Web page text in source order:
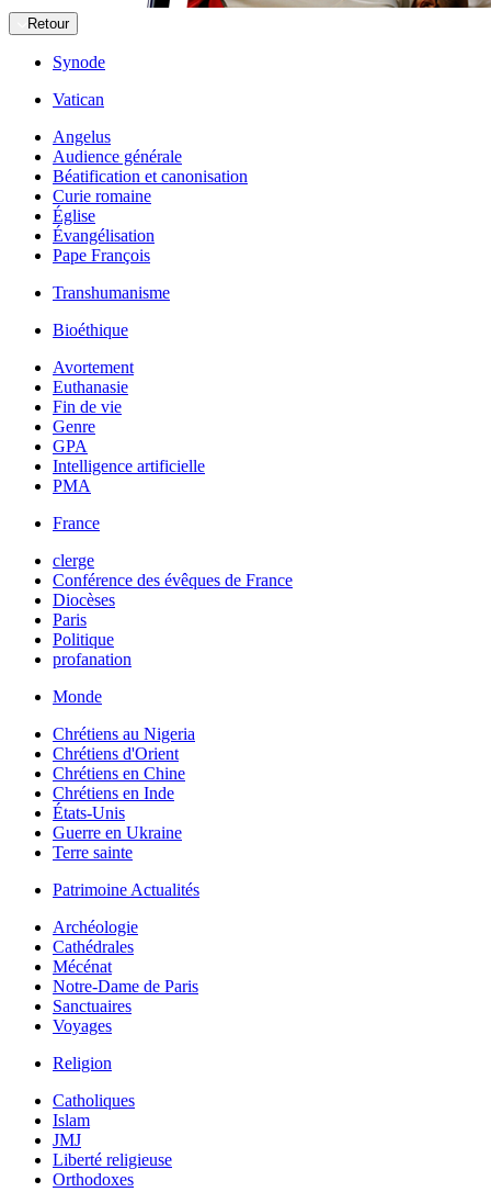
Retour
Synode
Vatican
Angelus
Audience générale
Béatification et canonisation
Curie romaine
Église
Évangélisation
Pape François
Transhumanisme
Bioéthique
Avortement
Euthanasie
Fin de vie
Genre
GPA
Intelligence artificielle
PMA
France
clerge
Conférence des évêques de France
Diocèses
Paris
Politique
profanation
Monde
Chrétiens au Nigeria
Chrétiens d'Orient
Chrétiens en Chine
Chrétiens en Inde
États-Unis
Guerre en Ukraine
Terre sainte
Patrimoine Actualités
Archéologie
Cathédrales
Mécénat
Notre-Dame de Paris
Sanctuaires
Voyages
Religion
Catholiques
Islam
JMJ
Liberté religieuse
Orthodoxes